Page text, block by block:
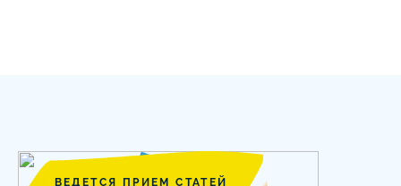
ВЕДЕТСЯ ПРИЕМ СТАТЕЙ